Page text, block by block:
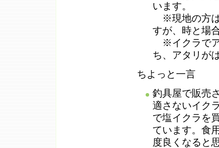
います。
※現地の方は
すが、時と場
※イクラでア
ち、アタリが
ちよっと一言
釣具屋で販売
適さないイク
で塩イクラを
ています。食
度良くなると